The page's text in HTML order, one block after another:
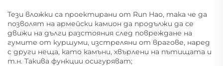
Тези вложки са проектирани от Run Hao, така че да
позволят на армейски камион да продължи да се
движи на дълги разстояния след повреждане на
гумите от куршуми, изстреляни от врагове, наред
с други неща, като камъни, хвърлени на пътищата и
т.н. Такива функции осигуряват;